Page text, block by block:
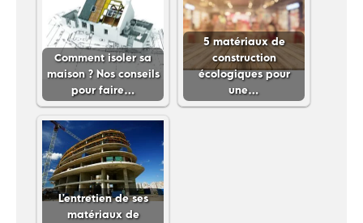
Comment isoler sa
maison ? Nos conseils
pour faire…
5 matériaux de
construction
écologiques pour
une…
L'entretien de ses
matériaux de